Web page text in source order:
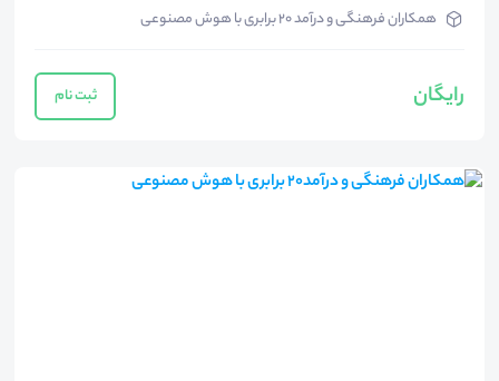
همکاران فرهنگی و درآمد 20 برابری با هوش مصنوعی
رایگان ثبت نام